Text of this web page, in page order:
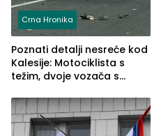
Crna Hronika
Poznati detalji nesreće kod
Kalesije: Motociklista s
težim, dvoje vozača s